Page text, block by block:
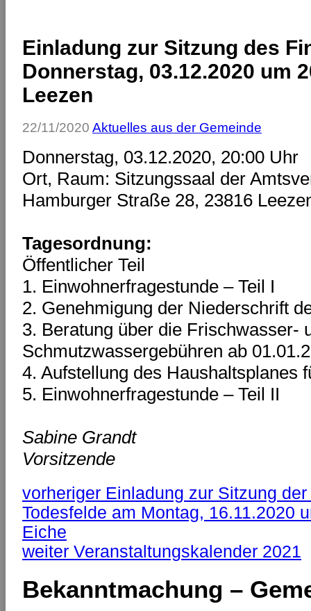
Einladung zur Sitzung des
Donnerstag, 03.12.2020 um
Leezen
22/11/2020 Aktuelles aus der Gemeinde
Donnerstag, 03.12.2020, 20:00 Uhr
Ort, Raum: Sitzungssaal der
Hamburger Straße 28, 23816
Tagesordnung:
Öffentlicher Teil
1. Einwohnerfragestunde – Teil I
2. Genehmigung der Niederschrift
3. Beratung über die Frischwasser-
Schmutzwassergebühren ab
4. Aufstellung des Haushaltsplanes
5. Einwohnerfragestunde – Teil II
Sabine Grandt
Vorsitzende
vorheriger Einladung zur Sitzung
Todesfelde am Montag, 16.11.2020
Eiche
weiter Veranstaltungskalender 2021
Bekanntmachung –